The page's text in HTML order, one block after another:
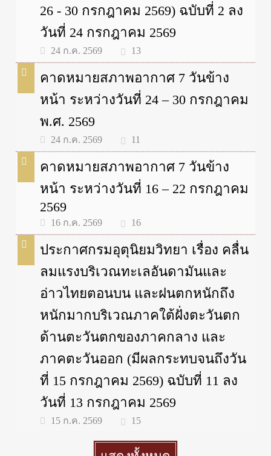
26 - 30 กรกฎาคม 2569) ฉบับที่ 2 ลง
วันที่ 24 กรกฎาคม 2569
24 ก.ค. 2569 13
คาดหมายสภาพอากาศ 7 วันข้าง
หน้า ระหว่างวันที่ 24 – 30 กรกฎาคม
พ.ศ. 2569
24 ก.ค. 2569 11
คาดหมายสภาพอากาศ 7 วันข้าง
หน้า ระหว่างวันที่ 16 – 22 กรกฎาคม
2569
16 ก.ค. 2569 16
ประกาศกรมอุตุนิยมวิทยา เรื่อง คลื่น
ลมแรงบริเวณทะเลอันดามันและ
อ่าวไทยตอนบน และฝนตกหนักถึง
หนักมากบริเวณภาคใต้ฝั่งตะวันตก
ด้านตะวันตกของภาคกลาง และ
ภาคตะวันออก (มีผลกระทบจนถึงวัน
ที่ 15 กรกฎาคม 2569) ฉบับที่ 11 ลง
วันที่ 13 กรกฎาคม 2569
15 ก.ค. 2569 15